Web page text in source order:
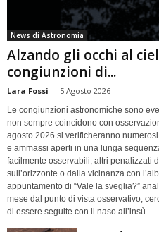
News di Astronomia
Alzando gli occhi al
congiunzioni di...
Lara Fossi - 5 Agosto 2026
Le congiunzioni astronomiche sono
non sempre coincidono con
agosto 2026 si verificheranno
e ammassi aperti in una lunga
facilmente osservabili, altri penalizzati
sull’orizzonte o dalla vicinanza con
appuntamento di “Vale la sveglia?”
mese dal punto di vista osservativo,
di essere seguite con il naso all’insù.